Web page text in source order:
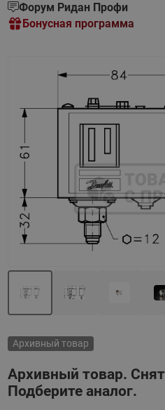
Форум Ридан Профи
Бонусная программа
Архивный товар
Архивный товар.
Подберите аналог.